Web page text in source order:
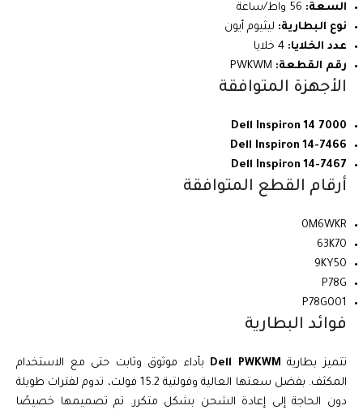
السعة:
نوع البطارية: ليثيوم أيون
عدد الخلايا:
رقم القطعة:
الأجهزة المتوافقة
Dell Inspiron 14 7000
Dell Inspiron 14-7466
Dell Inspiron 14-7467
أرقام القطع المتوافقة
0M6WKR
63K70
9KY50
P78G
P78G001
فوائد البطارية
تتميز بطارية Dell PWKWM بأداء موثوق وثابت حتى مع الاستخدام
المكثف. بفضل سعتها العالية وفولتية 15.2 فولت، تدوم لفترات طويلة
دون الحاجة إلى إعادة الشحن بشكل متكرر. تم تصميمها خصيصًا